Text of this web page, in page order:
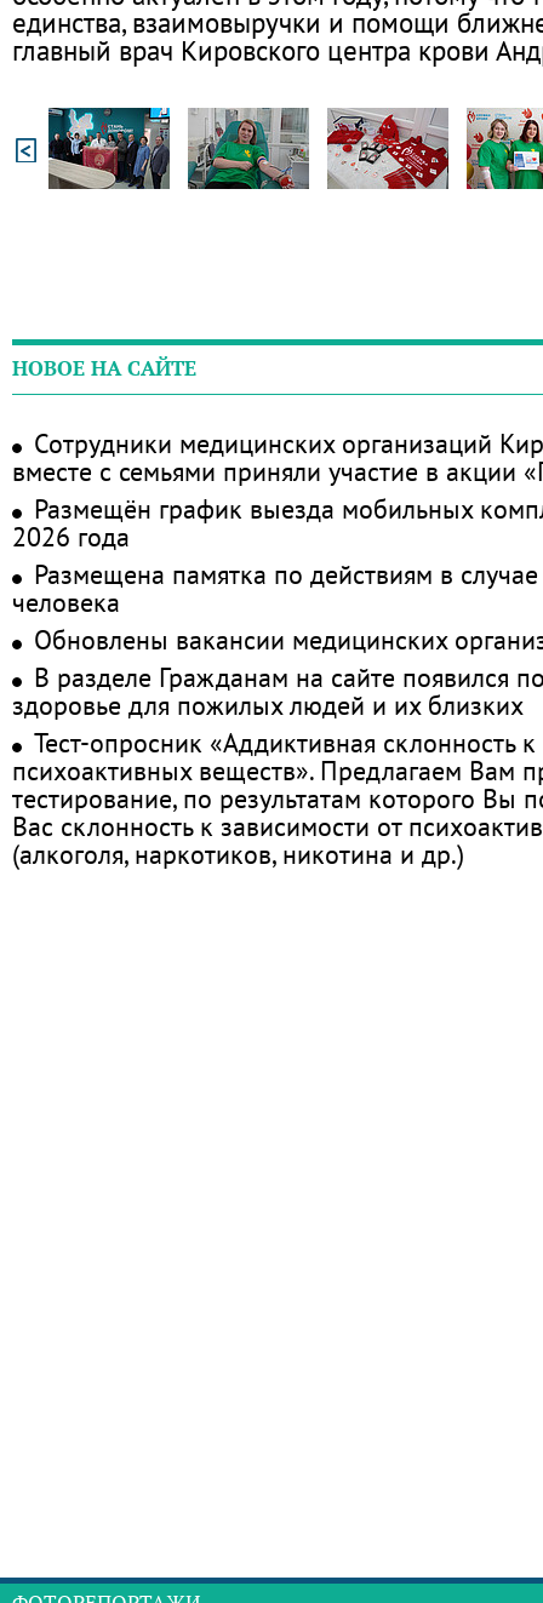
единства, взаимовыручки и помощи
главный врач Кировского центра крови
НОВОЕ НА САЙТЕ
Сотрудники медицинских организаций
вместе с семьями приняли участие в акции
Размещён график выезда мобильных
2026 года
Размещена памятка по действиям в
человека
Обновлены вакансии медицинских
В разделе Гражданам на сайте появился
здоровье для пожилых людей и их близких
Тест-опросник «Аддиктивная склонность
психоактивных веществ». Предлагаем Вам
тестирование, по результатам которого Вы
Вас склонность к зависимости от
(алкоголя, наркотиков, никотина и др.)